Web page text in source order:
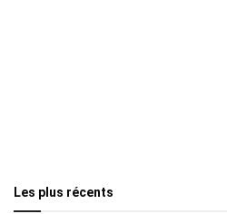
Les plus récents